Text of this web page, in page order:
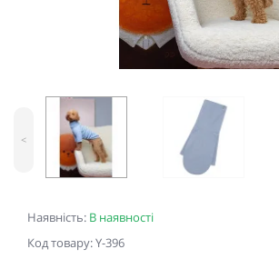
Наявність: В наявності
Код товару: Y-396
<